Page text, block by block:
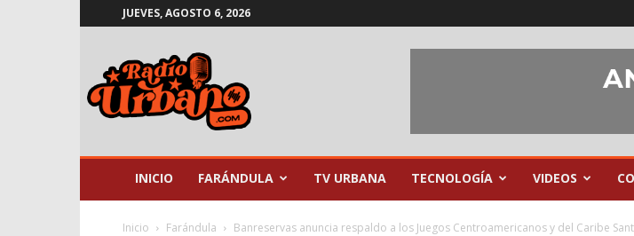
JUEVES, AGOSTO 6, 2026
INICIO FARÁNDULA TV URBANA TECNOLOGÍA VIDEOS
Inicio Farándula Banreservas anuncia respaldo a los Juegos Centroamericanos y del Caribe